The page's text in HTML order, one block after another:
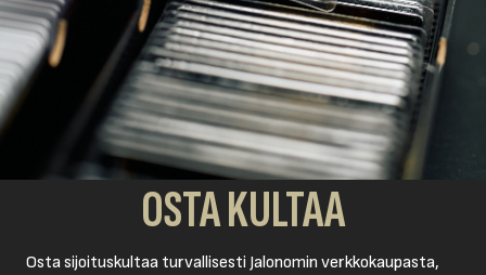
OSTA KULTAA
Osta sijoituskultaa turvallisesti Jalonomin verkkokaupasta,